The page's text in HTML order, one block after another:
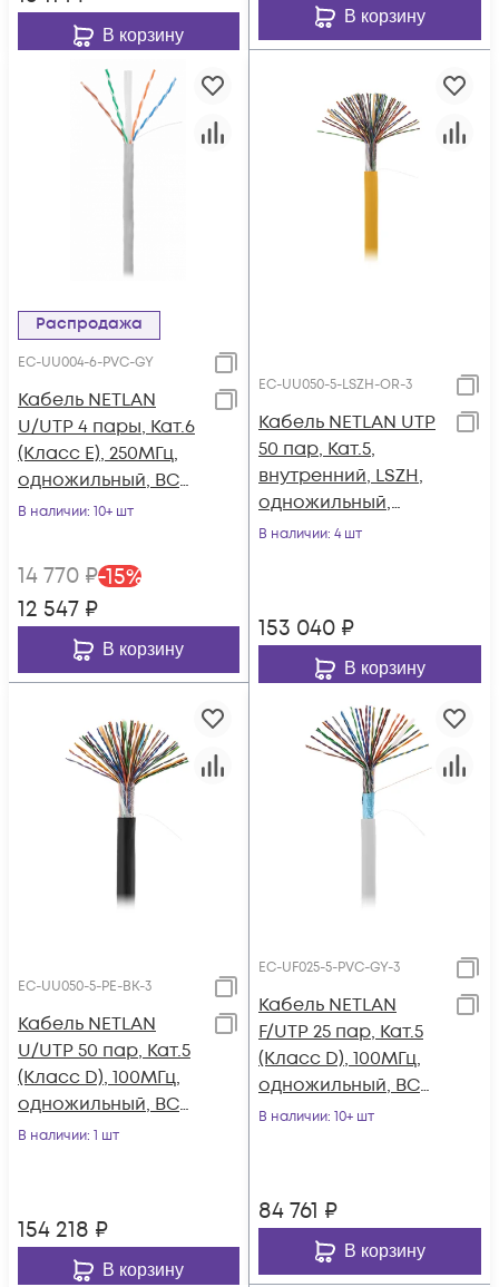
В корзину
В корзину
Распродажа
EC-UU004-6-PVC-GY
Кабель NETLAN
U/UTP 4 пары, Кат.6
(Класс E), 250МГц,
одножильный, BC
(чистая медь),
нг(B), серый, 305м
В наличии: 10+ шт
14 770 ₽-15%
12 547 ₽
В корзину
EC-UU050-5-LSZH-OR-3
Кабель NETLAN UTP
50 пар, Кат.5,
внутренний, LSZH,
одножильный,
100МГц, 305 м
В наличии: 4 шт
153 040 ₽
В корзину
EC-UU050-5-PE-BK-3
Кабель NETLAN
U/UTP 50 пар, Кат.5
(Класс D), 100МГц,
одножильный, BC
(чистая медь),
В наличии: 1 шт
154 218 ₽
В корзину
EC-UF025-5-PVC-GY-3
Кабель NETLAN
F/UTP 25 пар, Кат.5
(Класс D), 100МГц,
одножильный, BC
(чистая медь),
В наличии: 10+ шт
84 761 ₽
В корзину